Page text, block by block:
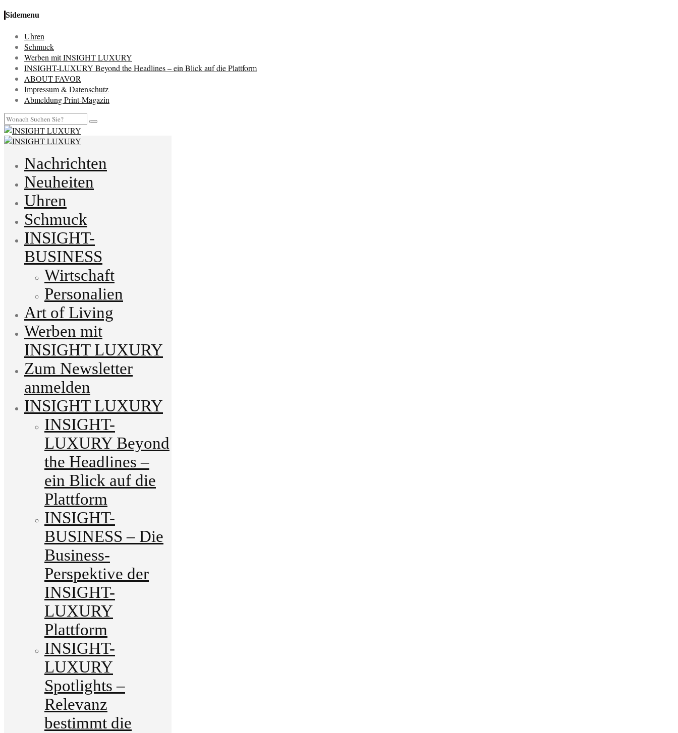
Sidemenu
Uhren
Schmuck
Werben mit INSIGHT LUXURY
INSIGHT-LUXURY Beyond the Headlines – ein Blick auf die Plattform
ABOUT FAVOR
Impressum & Datenschutz
Abmeldung Print-Magazin
Nachrichten
Neuheiten
Uhren
Schmuck
INSIGHT-
BUSINESS
Wirtschaft
Personalien
Art of Living
Werben mit
INSIGHT LUXURY
Zum Newsletter
anmelden
INSIGHT LUXURY
INSIGHT-
LUXURY Beyond
the Headlines –
ein Blick auf die
Plattform
INSIGHT-
BUSINESS – Die
Business-
Perspektive der
INSIGHT-
LUXURY
Plattform
INSIGHT-
LUXURY
Spotlights –
Relevanz
bestimmt die